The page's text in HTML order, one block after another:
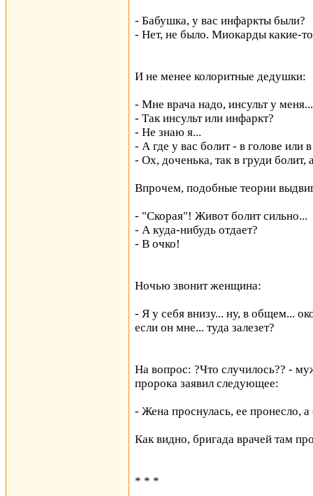
- Бабушка, у вас инфаркты были?
- Нет, не было. Миокарды какие-
И не менее колоритные дедушки:
- Мне врача надо, инсульт у меня...
- Так инсульт или инфаркт?
- Не знаю я...
- А где у вас болит - в голове или
- Ох, доченька, так в груди болит,
Впрочем, подобные теории
- "Скорая"! Живот болит сильно...
- А куда-нибудь отдает?
- В очко!
Ночью звонит женщина:
- Я у себя внизу... ну, в общем...
если он мне... туда залезет?
На вопрос: ?Что случилось?? -
пророка заявил следующее:
- Жена проснулась, ее пронесло, а
Как видно, бригада врачей там
* * *